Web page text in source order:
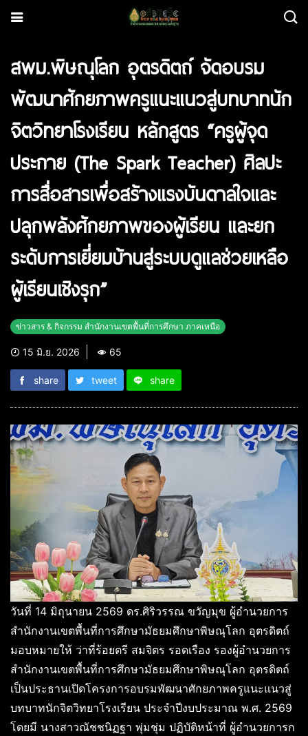
สพม.พิษณุโลก อุตรดิตถ์ จัดอบรม
พัฒนาศักยภาพครูแนะแนวสู่บทบาทนัก
จิตวิทยาโรงเรียน หลักสูตร “ครูผู้จุด
ประกาย (The Spark Teacher) ศิลปะ
การสื่อสารเพื่อสร้างแรงบันดาลใจและ
ปลุกพลังศักยภาพของผู้เรียน และยก
ระดับการเยี่ยมบ้านสู่ระบบดูแลช่วยเหลือ
ผู้เรียนเชิงรุก”
ข่าวสาร & กิจกรรม สำนักงานเขตพื้นที่การศึกษา ภาคเหนือ
15 มิ.ย. 2026 65
share tweet share
วันที่ 14 มิถุนายน 2569 ดร.ศิริวรรณ ขวัญมุข ผู้อำนวยการ
สำนักงานเขตพื้นที่การศึกษามัธยมศึกษาพิษณุโลก อุตรดิตถ์
มอบหมายให้ ว่าที่ร้อยตรี สมจิตร รอดเรือง รองผู้อำนวยการ
สำนักงานเขตพื้นที่การศึกษามัธยมศึกษาพิษณุโลก อุตรดิตถ์
เป็นประธานเปิดโครงการอบรมพัฒนาศักยภาพครูแนะแนวสู่
บทบาทนักจิตวิทยาโรงเรียน ประจำปีงบประมาณ พ.ศ. 2569
โดยมี นางสาวณัชชนิฏฐา พุ่มชุ่ม ปฏิบัติหน้าที่ ผู้อำนวยการก